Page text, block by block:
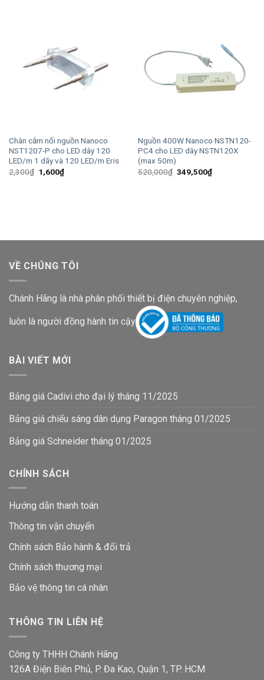
Chân cắm nối nguồn Nanoco
NST1207-P cho LED dây 120
LED/m 1 dãy và 120 LED/m Eris
2,300₫ Giá
gốc
1,600₫Giá
hiện
Nguồn 400W Nanoco NSTN120-
PC4 cho LED dây NSTN120X
(max 50m)
520,000₫ Giá
349,500₫Giá
hiện
VỀ CHÚNG TÔI
Chánh Hãng là nhà phân phối thiết bị điện chuyên nghiệp,
luôn là người đồng hành tin cậy
BÀI VIẾT MỚI
Bảng giá Cadivi cho đại lý tháng 11/2025
Bảng giá chiếu sáng dân dụng Paragon tháng 01/2025
Bảng giá Schneider tháng 01/2025
CHÍNH SÁCH
Hướng dẫn thanh toán
Thông tin vận chuyển
Chính sách Bảo hành & đổi trả
Chính sách thương mại
Bảo vệ thông tin cá nhân
THÔNG TIN LIÊN HỆ
Công ty THHH Chánh Hãng
126A Điện Biên Phủ, P. Đa Kao, Quận 1, TP. HCM